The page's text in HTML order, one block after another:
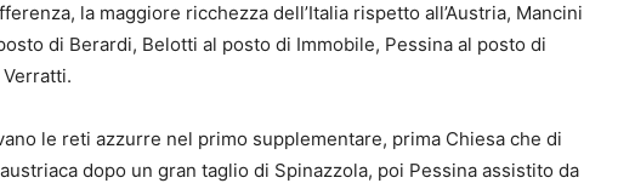
la maggiore ricchezza dell’Italia rispetto all’Austria, Mancini
di Berardi, Belotti al posto di Immobile, Pessina al posto di
le reti azzurre nel primo supplementare, prima Chiesa che di
dopo un gran taglio di Spinazzola, poi Pessina assistito da